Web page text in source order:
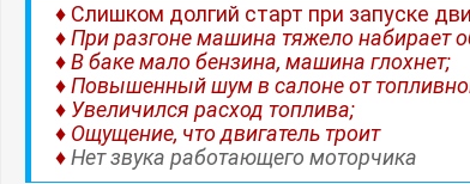
♦ Слишком долгий старт при запуске
♦ При разгоне машина тяжело набирает
♦ В баке мало бензина, машина глохнет;
♦ Повышенный шум в салоне от
♦ Увеличился расход топлива;
♦ Ощущение, что двигатель троит
♦Нет звука работающего моторчика